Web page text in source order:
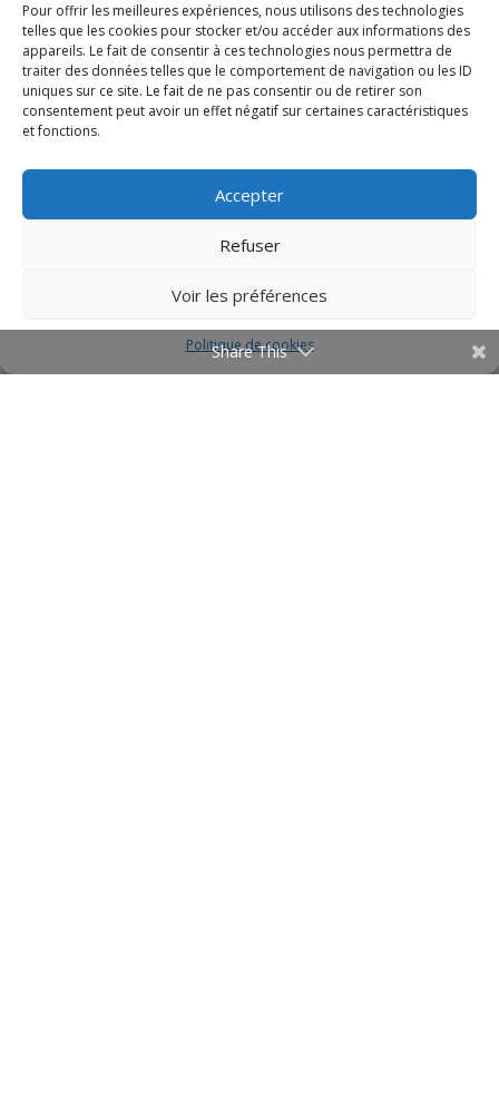
Pour offrir les meilleures expériences, nous utilisons des technologies
telles que les cookies pour stocker et/ou accéder aux informations des
appareils. Le fait de consentir à ces technologies nous permettra de
traiter des données telles que le comportement de navigation ou les ID
uniques sur ce site. Le fait de ne pas consentir ou de retirer son
consentement peut avoir un effet négatif sur certaines caractéristiques
et fonctions.
Accepter
Refuser
Voir les préférences
Politique de cookies
Share This